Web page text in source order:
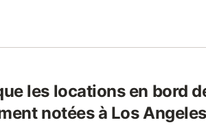
les locations en bord
notées à Los